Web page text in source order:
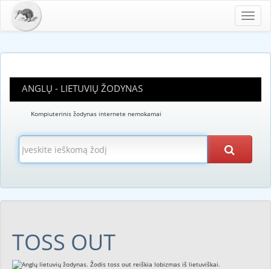
ANGLŲ - LIETUVIŲ ŽODYNAS
Kompiuterinis žodynas internete nemokamai
TOSS OUT